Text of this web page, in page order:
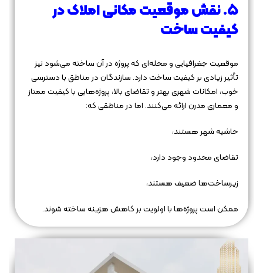
۵. نقش موقعیت مکانی املاک در
کیفیت ساخت
موقعیت جغرافیایی و محله‌ای که پروژه در آن ساخته می‌شود نیز
تأثیر زیادی بر کیفیت ساخت دارد. سازندگان در مناطق با دسترسی
خوب، امکانات شهری بهتر و تقاضای بالا، پروژه‌هایی با کیفیت ممتاز
و معماری مدرن ارائه می‌کنند. اما در مناطقی که:
حاشیه شهر هستند،
تقاضای محدود وجود دارد،
زیرساخت‌ها ضعیف هستند،
ممکن است پروژه‌ها با اولویت بر کاهش هزینه ساخته شوند.